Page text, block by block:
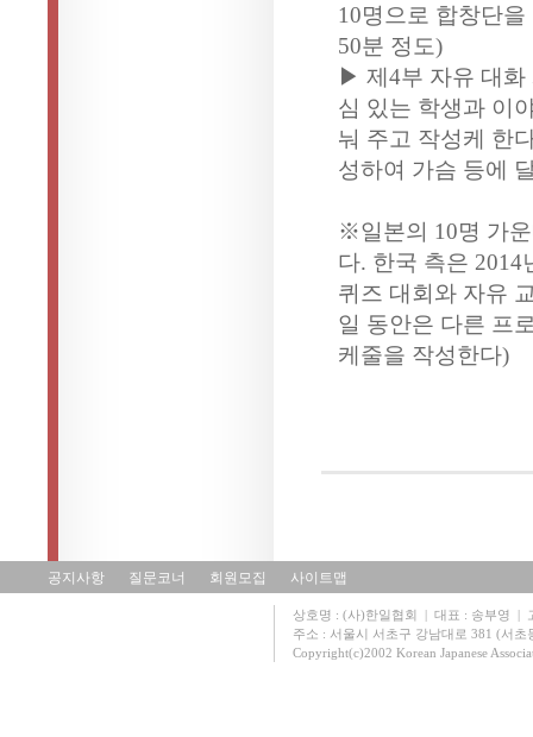
10명으로 합창단
50분 정도)
▶ 제4부 자유 대화
심 있는 학생과 이
눠 주고 작성케 한
성하여 가슴 등에
※일본의 10명 가
다. 한국 측은
퀴즈 대회와 자유
일 동안은 다른 프
케줄을 작성한다)
공지사항 질문코너 회원모집 사이트맵
상호명 : (사)한일협회 | 대표 : 송부영 |
주소 : 서울시 서초구 강남대로 381 (서
Copyright(c)2002 Korean Japanese